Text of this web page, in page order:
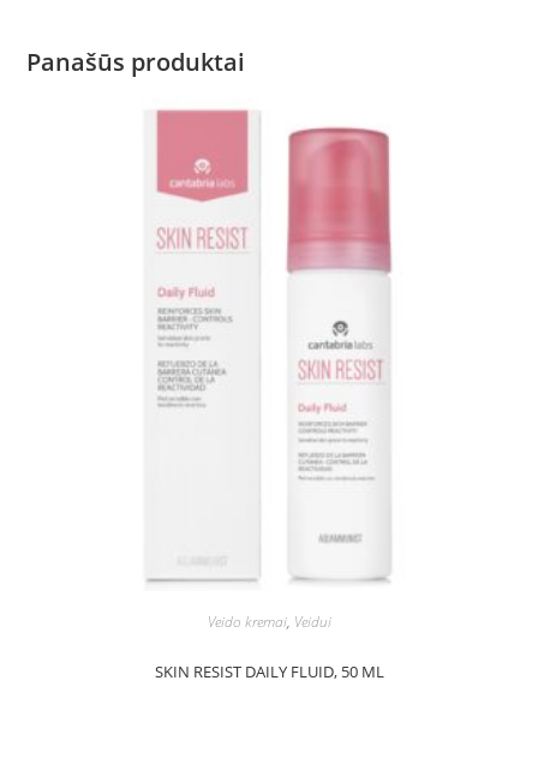
Panašūs produktai
Veido kremai, Veidui
SKIN RESIST DAILY FLUID, 50 ML